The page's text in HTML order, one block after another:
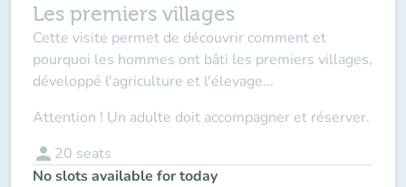
Les premiers villages
Cette visite permet de découvrir comment et
pourquoi les hommes ont bâti les premiers villages,
développé l'agriculture et l'élevage...
Attention ! Un adulte doit accompagner et réserver.
person 20 seats
No slots available for today